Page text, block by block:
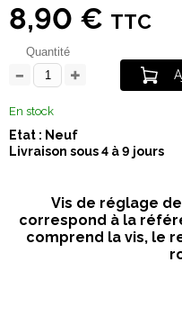
8,90 € TTC
Quantité
En stock
Etat : Neuf
Livraison sous 4 à 9 jours
Vis de réglage
correspond à la
comprend la vis, le